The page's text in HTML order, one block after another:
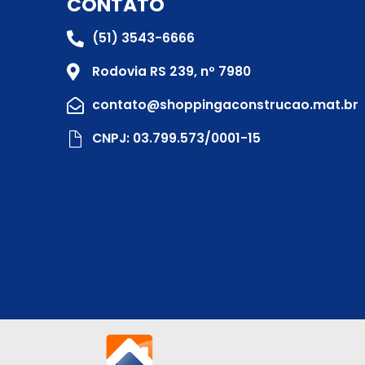
(51) 3543-6666
Rodovia RS 239, nº 7980
contato@shoppingaconstrucao.mat.br
CNPJ: 03.799.573/0001-15